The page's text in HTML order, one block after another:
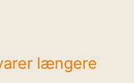
længere